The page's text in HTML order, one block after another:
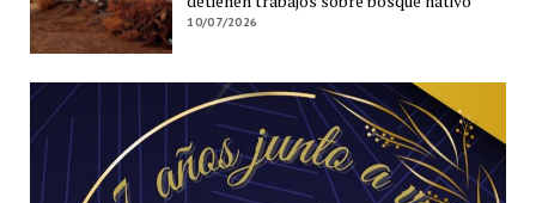
10/07/2026